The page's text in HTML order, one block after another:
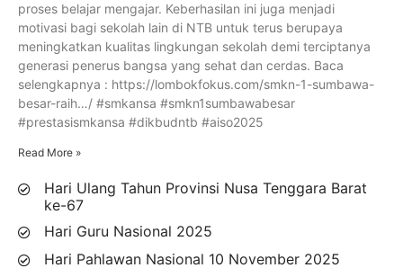
proses belajar mengajar. Keberhasilan ini juga menjadi
motivasi bagi sekolah lain di NTB untuk terus berupaya
meningkatkan kualitas lingkungan sekolah demi terciptanya
generasi penerus bangsa yang sehat dan cerdas. Baca
selengkapnya : https://lombokfokus.com/smkn-1-sumbawa-
besar-raih…/ #smkansa #smkn1sumbawabesar
#prestasismkansa #dikbudntb #aiso2025
Read More »
Hari Ulang Tahun Provinsi Nusa Tenggara Barat
ke-67
Hari Guru Nasional 2025
Hari Pahlawan Nasional 10 November 2025